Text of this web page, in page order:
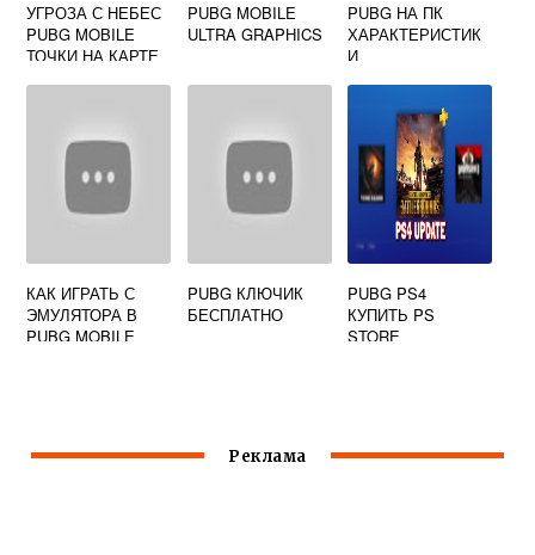
УГРОЗА С НЕБЕС
PUBG MOBILE
ТОЧКИ НА КАРТЕ
PUBG MOBILE
ULTRA GRAPHICS
PUBG НА ПК
ХАРАКТЕРИСТИК
И
КАК ИГРАТЬ С
ЭМУЛЯТОРА В
PUBG MOBILE
PUBG КЛЮЧИК
БЕСПЛАТНО
PUBG PS4
КУПИТЬ PS
STORE
Реклама